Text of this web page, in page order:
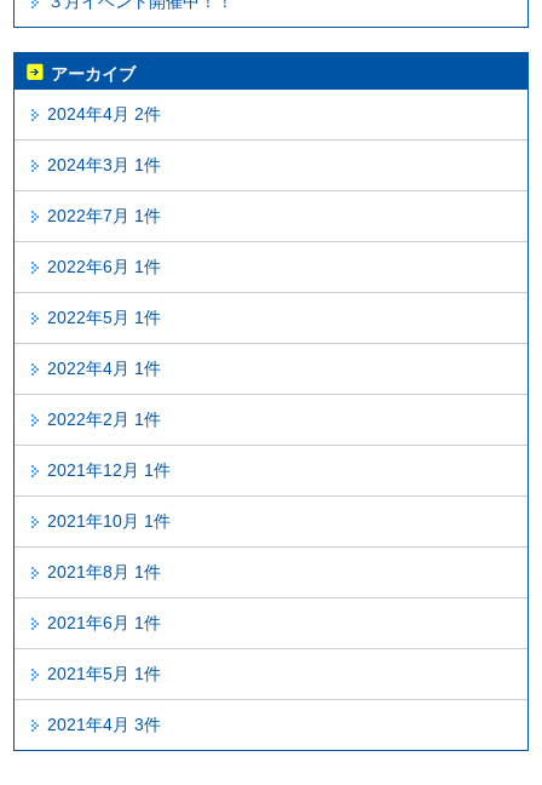
アーカイブ
2024年4月 2件
2024年3月 1件
2022年7月 1件
2022年6月 1件
2022年5月 1件
2022年4月 1件
2022年2月 1件
2021年12月 1件
2021年10月 1件
2021年8月 1件
2021年6月 1件
2021年5月 1件
2021年4月 3件